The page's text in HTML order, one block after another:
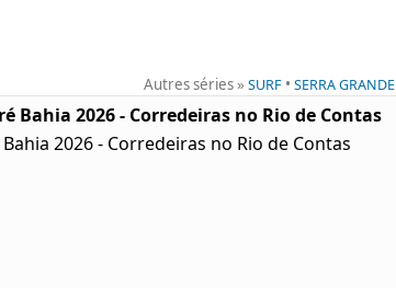
Autres séries »SURF •SERRA GRANDE
Bahia 2026 - Corredeiras no Rio de Contas
2026 - Corredeiras no Rio de Contas